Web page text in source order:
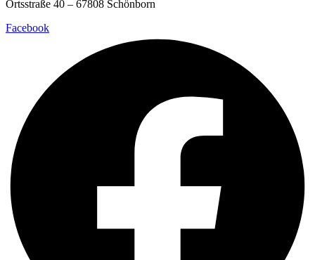
Ortsstraße 40 – 67808 Schönborn
Facebook